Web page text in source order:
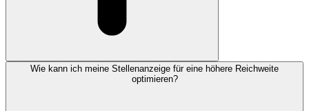
Wie kann ich meine Stellenanzeige für eine höhere Reichweite
optimieren?